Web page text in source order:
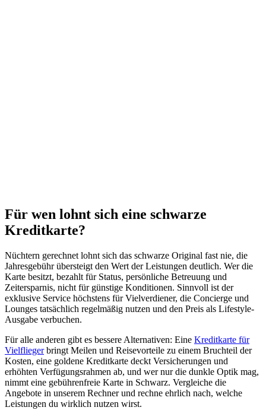
Für wen lohnt sich eine schwarze
Kreditkarte?
Nüchtern gerechnet lohnt sich das schwarze Original fast nie, die
Jahresgebühr übersteigt den Wert der Leistungen deutlich. Wer die
Karte besitzt, bezahlt für Status, persönliche Betreuung und
Zeitersparnis, nicht für günstige Konditionen. Sinnvoll ist der
exklusive Service höchstens für Vielverdiener, die Concierge und
Lounges tatsächlich regelmäßig nutzen und den Preis als Lifestyle-
Ausgabe verbuchen.
Für alle anderen gibt es bessere Alternativen: Eine Kreditkarte für
Vielfliegerbringt Meilen und Reisevorteile zu einem Bruchteil der
Kosten, eine goldene Kreditkarte deckt Versicherungen und
erhöhten Verfügungsrahmen ab, und wer nur die dunkle Optik mag,
nimmt eine gebührenfreie Karte in Schwarz. Vergleiche die
Angebote in unserem Rechner und rechne ehrlich nach, welche
Leistungen du wirklich nutzen wirst.